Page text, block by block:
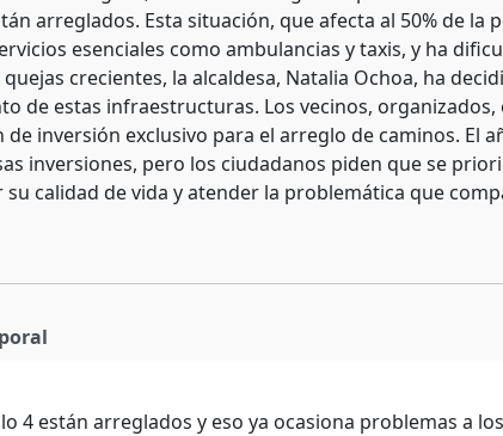
arreglados. Esta situación, que afecta al 50% de la
esenciales como ambulancias y taxis, y ha
crecientes, la alcaldesa, Natalia Ochoa, ha
de estas infraestructuras. Los vecinos, organizados,
inversión exclusivo para el arreglo de caminos. El
inversiones, pero los ciudadanos piden que se
calidad de vida y atender la problemática que
4 están arreglados y eso ya ocasiona problemas a